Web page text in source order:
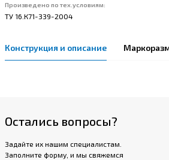
Произведено по тех.условиям:
ТУ 16.К71-339-2004
Конструкция и описание
Остались вопросы?
Задайте их нашим специалистам.
Заполните форму, и мы свяжемся